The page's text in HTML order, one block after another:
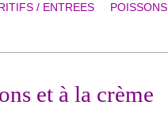
/ ENTREES POISSONS
et à la crème